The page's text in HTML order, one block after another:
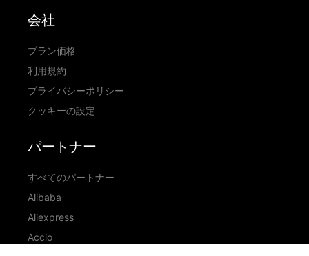
会社
プラン価格
利用規約
プライバシーポリシー
クッキーの設定
パートナー
すべてのパートナー
Alibaba
Aliexpress
Accio